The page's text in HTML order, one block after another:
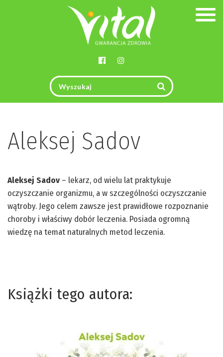
Aleksej Sadov
Aleksej Sadov – lekarz, od wielu lat praktykuje
oczyszczanie organizmu, a w szczególności oczyszczanie
wątroby. Jego celem zawsze jest prawidłowe rozpoznanie
choroby i właściwy dobór leczenia. Posiada ogromną
wiedzę na temat naturalnych metod leczenia.
Książki tego autora: